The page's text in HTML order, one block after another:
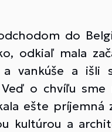
do
odkiaľ mala
vankúše a išli
o chvíľu
ešte
kultúrou a